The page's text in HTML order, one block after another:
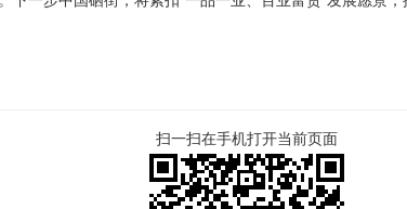
扫一扫在手机打开当前页面